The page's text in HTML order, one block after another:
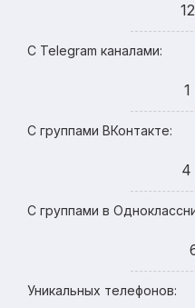
С Telegram каналами:
С группами ВКонтакте:
4
С группами в
Уникальных телефонов: